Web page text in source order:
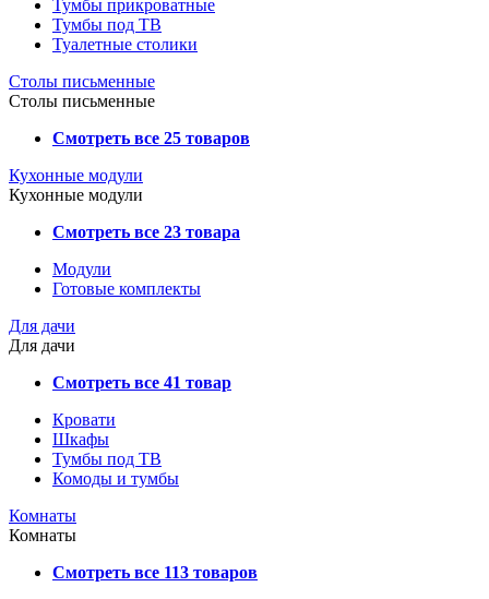
Тумбы прикроватные
Тумбы под ТВ
Туалетные столики
Столы письменные
Столы письменные
Смотреть все 25 товаров
Кухонные модули
Кухонные модули
Смотреть все 23 товара
Модули
Готовые комплекты
Для дачи
Для дачи
Смотреть все 41 товар
Кровати
Шкафы
Тумбы под ТВ
Комоды и тумбы
Комнаты
Комнаты
Смотреть все 113 товаров